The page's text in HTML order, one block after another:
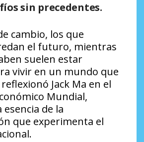
sin precedentes.
cambio, los que
el futuro, mientras
suelen estar
vivir en un mundo que
Jack Ma en el
Mundial,
de la
que experimenta el